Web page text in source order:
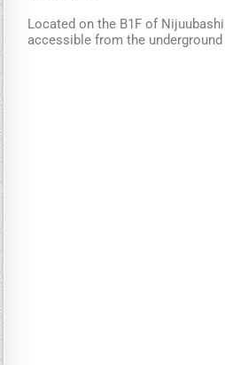
Located on the B1F of
accessible from the